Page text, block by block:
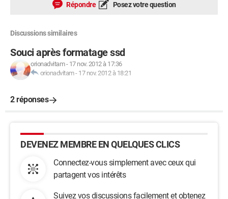
Répondre Posez votre question
Discussions similaires
Souci après formatage ssd
orionadvitam- 17 nov. 2012 à 17:36
orionadvitam- 17 nov. 2012 à 18:21
2 réponses
DEVENEZ MEMBRE EN QUELQUES CLICS
Connectez-vous simplement avec ceux qui
partagent vos intérêts
Suivez vos discussions facilement et obtenez